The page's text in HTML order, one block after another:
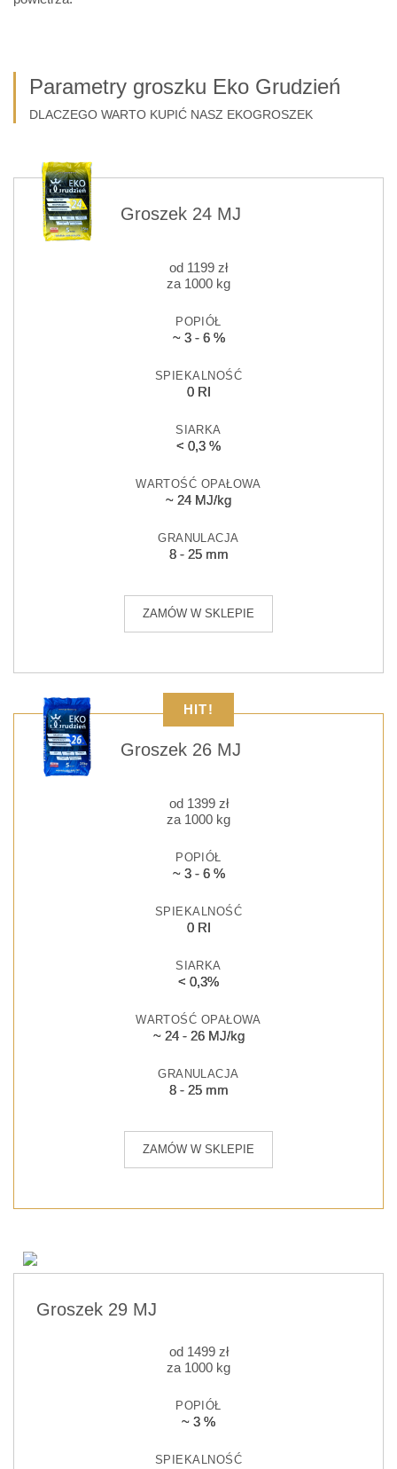
Parametry groszku Eko Grudzień
DLACZEGO WARTO KUPIĆ NASZ EKOGROSZEK
Groszek 24 MJ
od 1199 zł
za 1000 kg
POPIÓŁ
~ 3 - 6 %
SPIEKALNOŚĆ
0 RI
SIARKA
< 0,3 %
WARTOŚĆ OPAŁOWA
~ 24 MJ/kg
GRANULACJA
8 - 25 mm
ZAMÓW W SKLEPIE
HIT!
Groszek 26 MJ
od1399 zł
za 1000 kg
POPIÓŁ
~ 3 - 6 %
SPIEKALNOŚĆ
0 RI
SIARKA
< 0,3%
WARTOŚĆ OPAŁOWA
~ 24 - 26 MJ/kg
GRANULACJA
8 - 25 mm
ZAMÓW W SKLEPIE
Groszek 29 MJ
od1499 zł
za 1000 kg
POPIÓŁ
~ 3 %
SPIEKALNOŚĆ